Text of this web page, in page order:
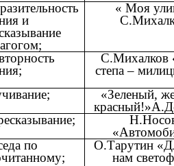
и
« Моя
С.Михалков
степа –
«Зеленый,
по
О.Тарутин
нам